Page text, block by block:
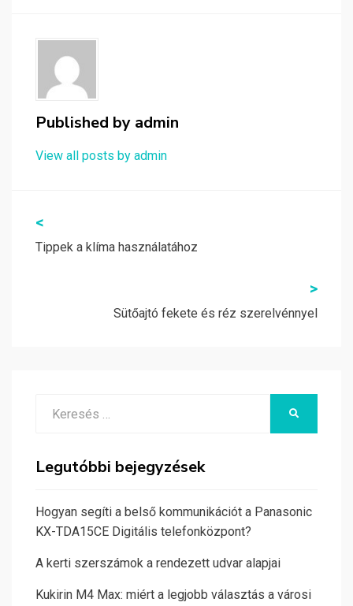
Published by admin
View all posts by admin
Bejegyzés
navigáció
<
Tippek a klíma használatához
>
Sütőajtó fekete és réz szerelvénnyel
Legutóbbi bejegyzések
Hogyan segíti a belső kommunikációt a Panasonic
KX-TDA15CE Digitális telefonközpont?
A kerti szerszámok a rendezett udvar alapjai
Kukirin M4 Max: miért a legjobb választás a városi